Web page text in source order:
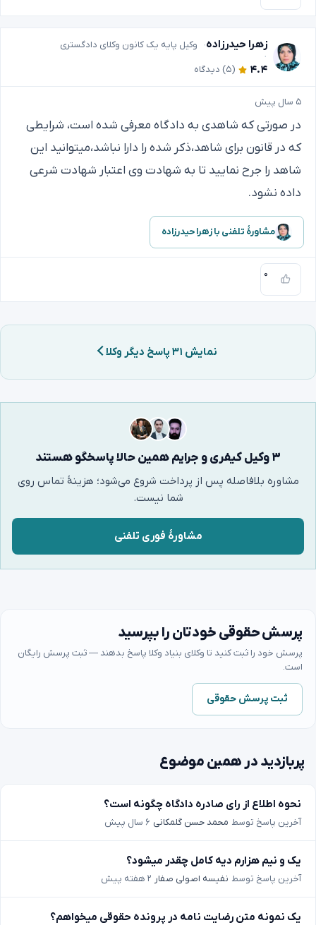
زهرا حیدرزاده وکیل پایه یک کانون وکلای دادگستری
۴.۴ (۵) دیدگاه
۵ سال پیش
در صورتی که شاهدی به دادگاه معرفی شده است، شرایطی
که در قانون برای شاهد،ذکر شده را دارا نباشد،میتوانید این
شاهد را جرح نمایید تا به شهادت وی اعتبار شهادت شرعی
داده نشود.
مشاورهٔ تلفنی با زهرا حیدرزاده
۰
نمایش ۳۱ پاسخ دیگر وکلا
۳ وکیل کیفری و جرایم همین حالا پاسخگو هستند
مشاوره بلافاصله پس از پرداخت شروع می‌شود؛ هزینهٔ تماس روی
شما نیست.
مشاورهٔ فوری تلفنی
پرسش حقوقی خودتان را بپرسید
پرسش خود را ثبت کنید تا وکلای بنیاد وکلا پاسخ بدهند — ثبت پرسش رایگان
است.
ثبت پرسش حقوقی
پربازدید در همین موضوع
نحوه اطلاع از رای صادره دادگاه چگونه است؟
آخرین پاسخ توسط محمد حسن گلمکانی ۶ سال پیش
یک و نیم هزارم دیه کامل چقدر میشود؟
آخرین پاسخ توسط نفیسه اصولی صفار ۲ هفته پیش
یک نمونه متن رضایت نامه در پرونده حقوقی میخواهم؟